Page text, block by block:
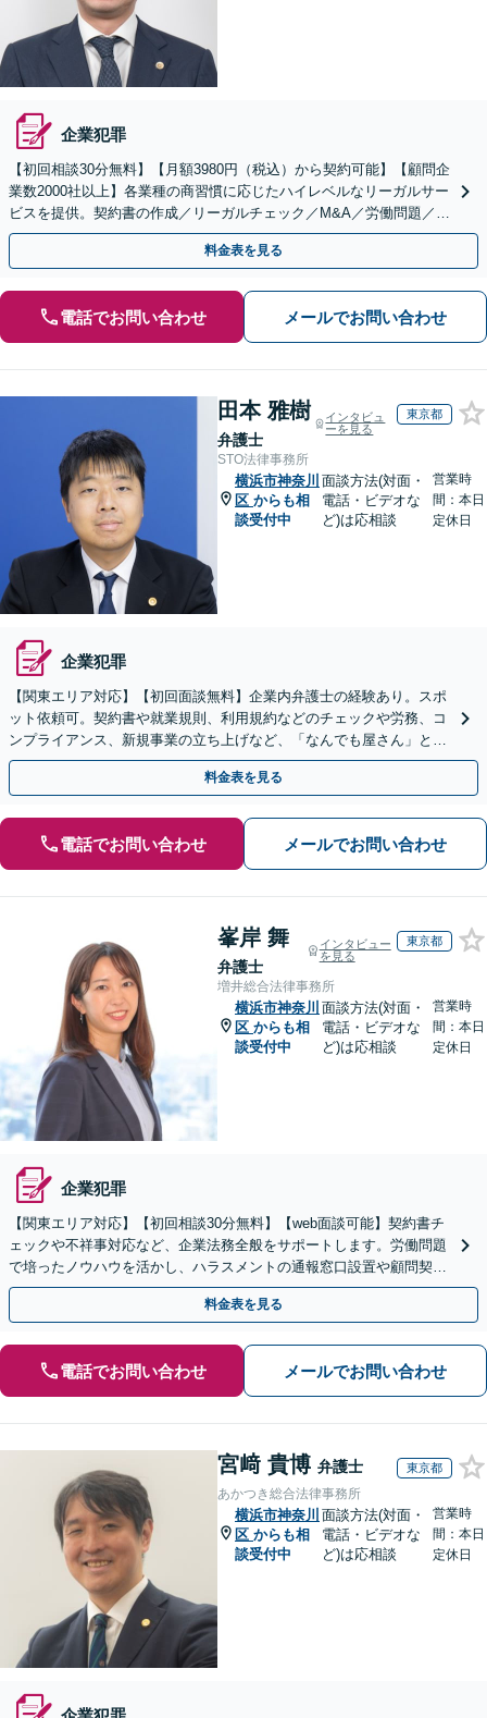
企業犯罪
【初回相談30分無料】【月額3980円（税込）から契約可能】【顧問企
業数2000社以上】各業種の商習慣に応じたハイレベルなリーガルサー
ビスを提供。契約書の作成／リーガルチェック／M&A／労働問題／知
的財産等、お任せください【他士業連携可能】
料金表を見る
電話でお問い合わせ メールでお問い合わせ
田本 雅樹
弁護士
インタビュ
ーを見る
東京都
STO法律事務所
横浜市神奈川
区 からも相
談受付中
面談方法(対面・
電話・ビデオな
ど)は応相談
営業時
間：本日
定休日
企業犯罪
【関東エリア対応】【初回面談無料】企業内弁護士の経験あり。スポ
ット依頼可。契約書や就業規則、利用規約などのチェックや労務、コ
ンプライアンス、新規事業の立ち上げなど、「なんでも屋さん」とし
てオールマイティに対応します【休日・夜間面談可】
料金表を見る
電話でお問い合わせ メールでお問い合わせ
峯岸 舞
弁護士
インタビュー
を見る
東京都
増井総合法律事務所
横浜市神奈川
区 からも相
談受付中
面談方法(対面・
電話・ビデオな
ど)は応相談
営業時
間：本日
定休日
企業犯罪
【関東エリア対応】【初回相談30分無料】【web面談可能】契約書チ
ェックや不祥事対応など、企業法務全般をサポートします。労働問題
で培ったノウハウを活かし、ハラスメントの通報窓口設置や顧問契約
での紛争予防をご提案いたします。単発ご依頼も歓迎。
料金表を見る
電話でお問い合わせ メールでお問い合わせ
宮﨑 貴博 弁護士 東京都
あかつき総合法律事務所
横浜市神奈川
区 からも相
談受付中
面談方法(対面・
電話・ビデオな
ど)は応相談
営業時
間：本日
定休日